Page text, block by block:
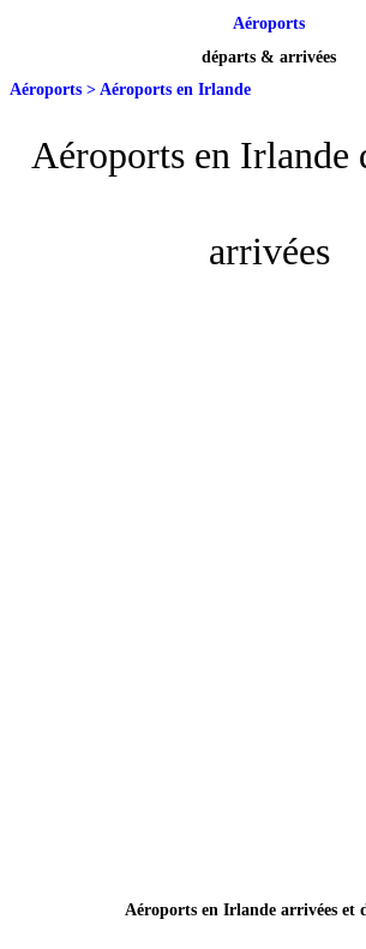
Aéroports
départs & arrivées
Aéroports > Aéroports en Irlande
Aéroports en Irlande
arrivées
Aéroports en Irlande arrivées et